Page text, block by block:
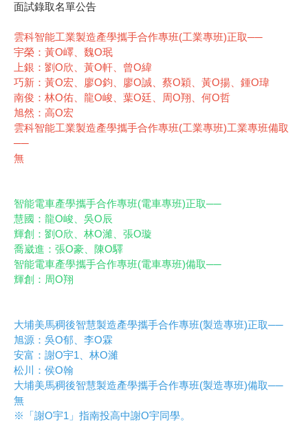
面試錄取名單公告
雲科智能工業製造產學攜手合作專班(工業專班)正取──
宇榮：黃O嶧、魏O珉
上銀：劉O欣、黃O軒、曾O緯
巧新：黃O宏、廖O鈞、廖O誠、蔡O穎、黃O揚、鍾O瑋
南俊：林O佑、龍O峻、葉O廷、周O翔、何O哲
旭然：高O宏
雲科智能工業製造產學攜手合作專班(工業專班)工業專班備取
──
無
智能電車產學攜手合作專班(電車專班)正取──
慧國：龍O峻、吳O辰
輝創：劉O欣、林O濰、張O璇
喬崴進：張O豪、陳O驛
智能電車產學攜手合作專班(電車專班)備取──
輝創：周O翔
大埔美馬稠後智慧製造產學攜手合作專班(製造專班)正取──
旭源：吳O郁、李O霖
安富：謝O宇1、林O濰
松川：侯O翰
大埔美馬稠後智慧製造產學攜手合作專班(製造專班)備取──
無
※「謝O宇1」指南投高中謝O宇同學。